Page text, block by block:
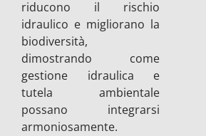
riducono il rischio
idraulico e migliorano la
biodiversità,
dimostrando come
gestione idraulica e
tutela ambientale
possano integrarsi
armoniosamente.